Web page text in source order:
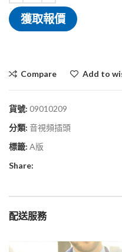
獲取報價
Compare Add to
貨號: 09010209
分類: 音視頻插頭
標籤: A版
Share:
配送服務